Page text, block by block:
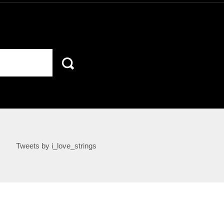
Tweets by i_love_strings